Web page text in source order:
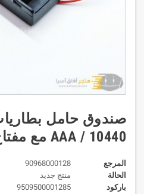
صندوق حامل
AAA / 10440 مع مفتاح On/Off
المرجع
90968000128
الحالة
منتج جديد
باركود
9509500001285